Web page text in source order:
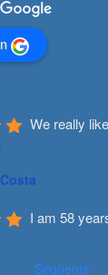
We really
I am 58
Següents